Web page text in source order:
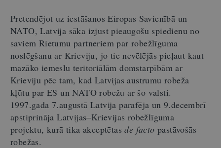
Pretendējot uz iestāšanos Eiropas Savienībā un
NATO, Latvija sāka izjust pieaugošu spiedienu no
saviem Rietumu partneriem par robežlīguma
noslēgšanu ar Krieviju, jo tie nevēlējās pieļaut kaut
mazāko iemeslu teritoriālām domstarpībām ar
Krieviju pēc tam, kad Latvijas austrumu robeža
kļūtu par ES un NATO robežu ar šo valsti.
1997.gada 7.augustā Latvija parafēja un 9.decembrī
apstiprināja Latvijas–Krievijas robežlīguma
projektu, kurā tika akceptētasde facto pastāvošās
robežas.